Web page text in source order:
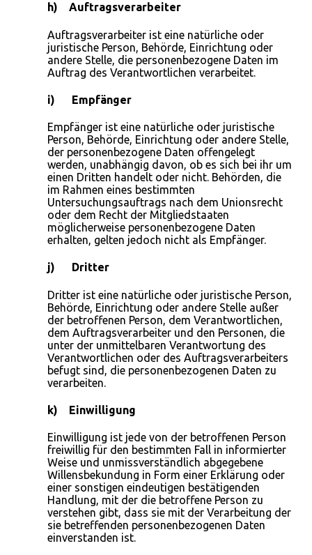
h) Auftragsverarbeiter
Auftragsverarbeiter ist eine natürliche oder
juristische Person, Behörde, Einrichtung oder
andere Stelle, die personenbezogene Daten im
Auftrag des Verantwortlichen verarbeitet.
i) Empfänger
Empfänger ist eine natürliche oder juristische
Person, Behörde, Einrichtung oder andere Stelle,
der personenbezogene Daten offengelegt
werden, unabhängig davon, ob es sich bei ihr um
einen Dritten handelt oder nicht. Behörden, die
im Rahmen eines bestimmten
Untersuchungsauftrags nach dem Unionsrecht
oder dem Recht der Mitgliedstaaten
möglicherweise personenbezogene Daten
erhalten, gelten jedoch nicht als Empfänger.
j) Dritter
Dritter ist eine natürliche oder juristische Person,
Behörde, Einrichtung oder andere Stelle außer
der betroffenen Person, dem Verantwortlichen,
dem Auftragsverarbeiter und den Personen, die
unter der unmittelbaren Verantwortung des
Verantwortlichen oder des Auftragsverarbeiters
befugt sind, die personenbezogenen Daten zu
verarbeiten.
k) Einwilligung
Einwilligung ist jede von der betroffenen Person
freiwillig für den bestimmten Fall in informierter
Weise und unmissverständlich abgegebene
Willensbekundung in Form einer Erklärung oder
einer sonstigen eindeutigen bestätigenden
Handlung, mit der die betroffene Person zu
verstehen gibt, dass sie mit der Verarbeitung der
sie betreffenden personenbezogenen Daten
einverstanden ist.